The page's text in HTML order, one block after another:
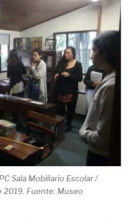
Sala Mobiliario Escolar /
2019. Fuente: Museo